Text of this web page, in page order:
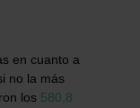
en cuanto a
no la más
los 580,8